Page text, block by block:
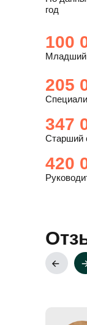
год
205
347
Старший
420
100
Младший